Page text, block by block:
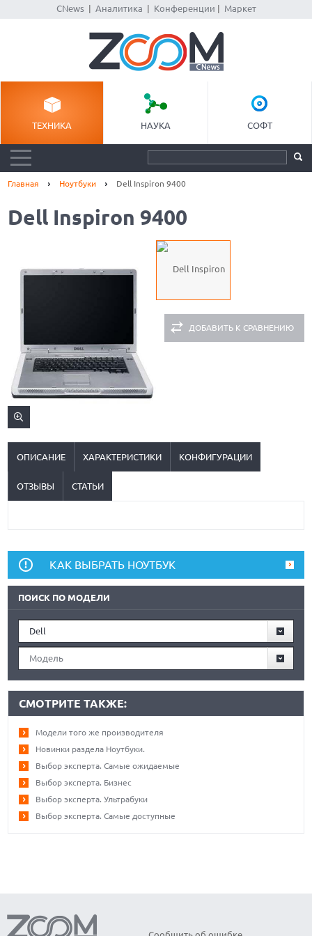
CNews| Аналитика Конференции Маркет
ТЕХНИКА НАУКА СОФТ
Главная Ноутбуки Dell Inspiron 9400
Dell Inspiron 9400
ДОБАВИТЬ К СРАВНЕНИЮ
ОПИСАНИЕ ХАРАКТЕРИСТИКИ КОНФИГУРАЦИИ
ОТЗЫВЫ СТАТЬИ
КАК ВЫБРАТЬ НОУТБУК
ПОИСК ПО МОДЕЛИ
Dell
Модель
СМОТРИТЕ ТАКЖЕ:
Модели того же производителя
Новинки раздела Ноутбуки.
Выбор эксперта. Самые ожидаемые
Выбор эксперта. Бизнес
Выбор эксперта. Ультрабуки
Выбор эксперта. Самые доступные